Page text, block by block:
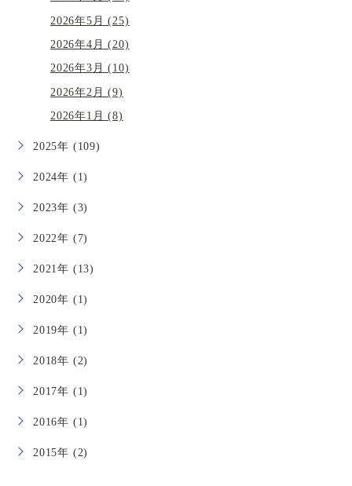
2026年5月 (25)
2026年4月 (20)
2026年3月 (10)
2026年2月 (9)
2026年1月 (8)
2025年 (109)
2024年 (1)
2023年 (3)
2022年 (7)
2021年 (13)
2020年 (1)
2019年 (1)
2018年 (2)
2017年 (1)
2016年 (1)
2015年 (2)